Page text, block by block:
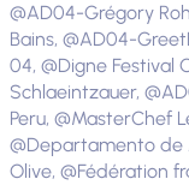
@AD04-Grégory
Bains, @AD04-
04, @Digne Festival
Schlaeintzauer,
Peru, @MasterChef
@Departamento de
Olive, @Fédération